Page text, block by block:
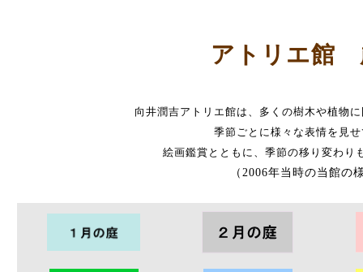
アトリエ館
向井潤吉アトリエ館は、多くの樹木や植物
季節ごとに様々な表情を見
絵画鑑賞とともに、季節の移り変わり
（2006年当時の当館の